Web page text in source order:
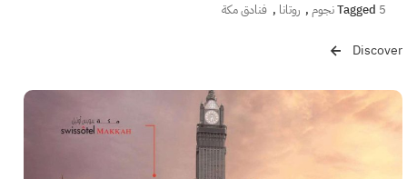
Tagged 5 نجوم , روتانا , فنادق مكة
Discover